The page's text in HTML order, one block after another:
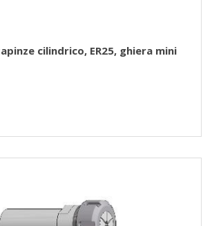
cilindrico, ER25, ghiera mini